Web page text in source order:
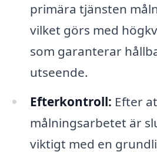
primära tjänsten
vilket görs med
som garanterar
utseende.
Efterkontroll: Efter
målningsarbetet är
viktigt med en